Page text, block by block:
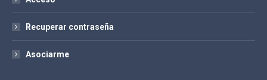
Recuperar contraseña
Asociarme